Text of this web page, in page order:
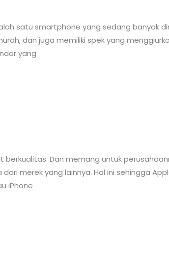
satu smartphone yang sedang banyak
dan juga memiliki spek yang
yang
Dan memang untuk
merek yang lainnya. Hal ini sehingga
iPhone